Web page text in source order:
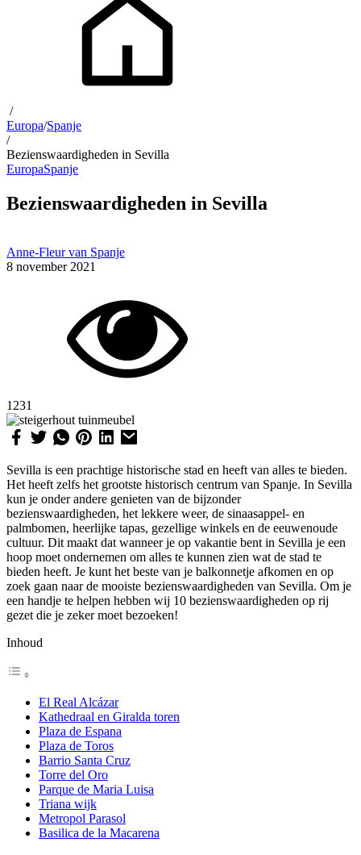
/
Europa/Spanje
/
Bezienswaardigheden in Sevilla
EuropaSpanje
Bezienswaardigheden in Sevilla
Anne-Fleur van Spanje
8 november 2021
1231
Sevilla is een prachtige historische stad en heeft van alles te bieden.
Het heeft zelfs het grootste historisch centrum van Spanje. In Sevilla
kun je onder andere genieten van de bijzonder
bezienswaardigheden, het lekkere weer, de sinaasappel- en
palmbomen, heerlijke tapas, gezellige winkels en de eeuwenoude
cultuur. Dit maakt dat wanneer je op vakantie bent in Sevilla je een
hoop moet ondernemen om alles te kunnen zien wat de stad te
bieden heeft. Je kunt het beste van je balkonnetje afkomen en op
zoek gaan naar de mooiste bezienswaardigheden van Sevilla. Om je
een handje te helpen hebben wij 10 bezienswaardigheden op rij
gezet die je zeker moet bezoeken!
Inhoud
El Real Alcázar
Kathedraal en Giralda toren
Plaza de Espana
Plaza de Toros
Barrio Santa Cruz
Torre del Oro
Parque de Maria Luisa
Triana wijk
Metropol Parasol
Basilica de la Macarena